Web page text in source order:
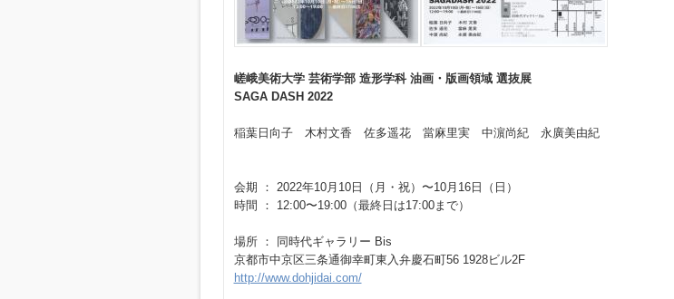
嵯峨美術大学 芸術学部 造形学科 油画・版画領域 選抜展
SAGA DASH 2022
稲葉日向子 木村文香 佐多遥花 當麻里実 中濵尚紀 永廣美由紀
会期 ： 2022年10月10日（月・祝）〜10月16日（日）
時間 ： 12:00〜19:00（最終日は17:00まで）
場所 ： 同時代ギャラリー Bis
京都市中京区三条通御幸町東入弁慶石町56 1928ビル2F
http://www.dohjidai.com/